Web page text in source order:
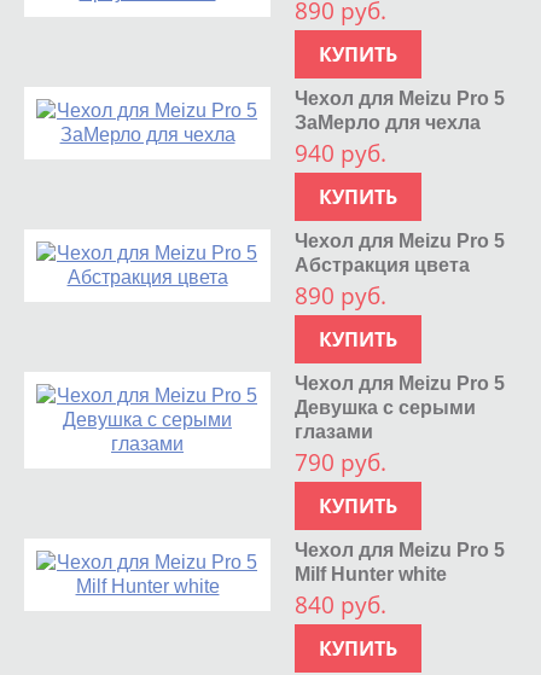
890 руб.
КУПИТЬ
Чехол для Meizu Pro 5
ЗаМерло для чехла
940 руб.
КУПИТЬ
Чехол для Meizu Pro 5
Абстракция цвета
890 руб.
КУПИТЬ
Чехол для Meizu Pro 5
Девушка с серыми
глазами
790 руб.
КУПИТЬ
Чехол для Meizu Pro 5
Milf Hunter white
840 руб.
КУПИТЬ